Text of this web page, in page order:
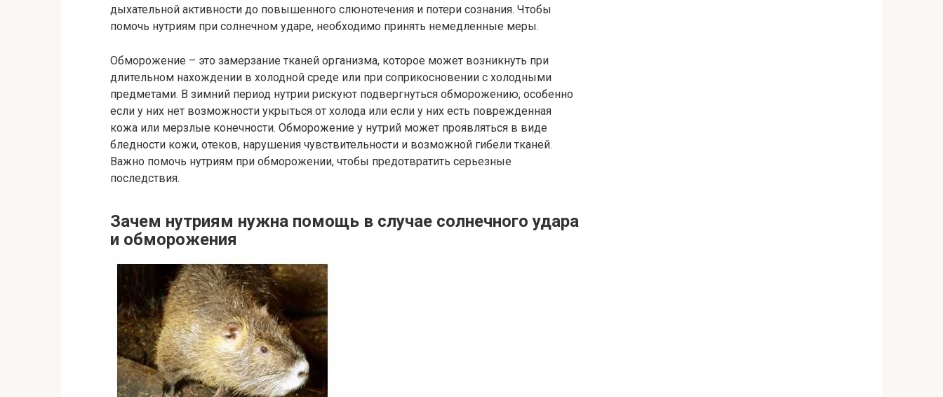
дыхательной активности до повышенного слюнотечения и потери сознания. Чтобы
помочь нутриям при солнечном ударе, необходимо принять немедленные меры.
Обморожение – это замерзание тканей организма, которое может возникнуть при
длительном нахождении в холодной среде или при соприкосновении с холодными
предметами. В зимний период нутрии рискуют подвергнуться обморожению, особенно
если у них нет возможности укрыться от холода или если у них есть поврежденная
кожа или мерзлые конечности. Обморожение у нутрий может проявляться в виде
бледности кожи, отеков, нарушения чувствительности и возможной гибели тканей.
Важно помочь нутриям при обморожении, чтобы предотвратить серьезные
последствия.
Зачем нутриям нужна помощь в случае солнечного удара
и обморожения